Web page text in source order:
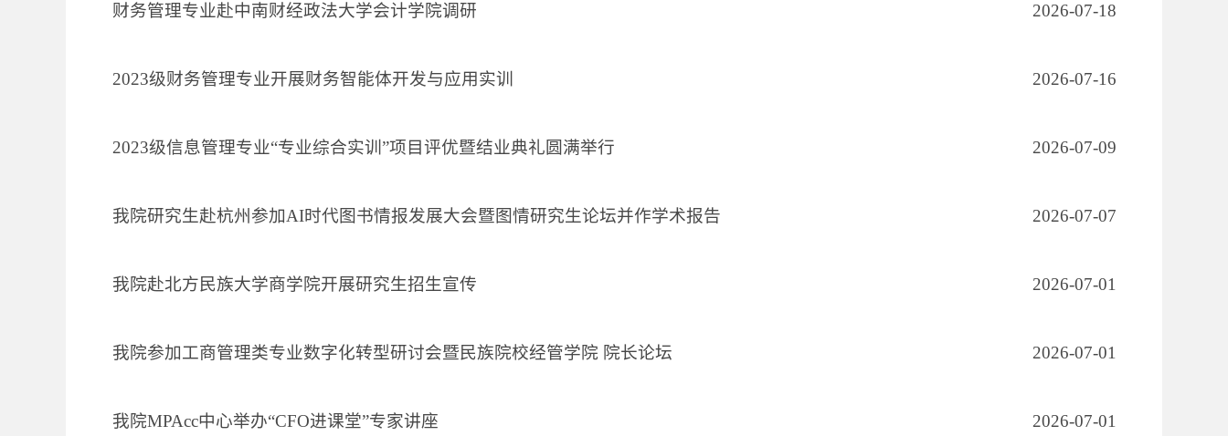
财务管理专业赴中南财经政法大学会计学院调研 2026-07-18
2023级财务管理专业开展财务智能体开发与应用实训 2026-07-16
2023级信息管理专业“专业综合实训”项目评优暨结业典礼圆满举行 2026-07-09
我院研究生赴杭州参加AI时代图书情报发展大会暨图情研究生论坛并作学术报告 2026-07-07
我院赴北方民族大学商学院开展研究生招生宣传 2026-07-01
我院参加工商管理类专业数字化转型研讨会暨民族院校经管学院 院长论坛 2026-07-01
我院MPAcc中心举办“CFO进课堂”专家讲座 2026-07-01